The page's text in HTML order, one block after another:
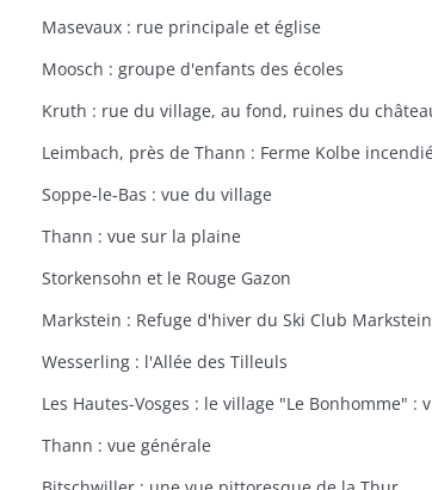
Masevaux : rue principale et église
Moosch : groupe d'enfants des écoles
Soppe-le-Bas : vue du village
Thann : vue sur la plaine
Storkensohn et le Rouge Gazon
Markstein : Refuge d'hiver du Ski Club Markstein
Wesserling : l'Allée des Tilleuls
Thann : vue générale